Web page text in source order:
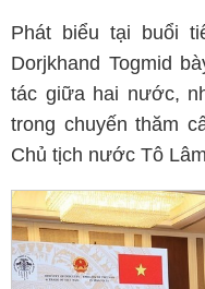
Phát biểu tại buổi
Dorjkhand Togmid
tác giữa hai nước,
trong chuyến thăm
Chủ tịch nước Tô